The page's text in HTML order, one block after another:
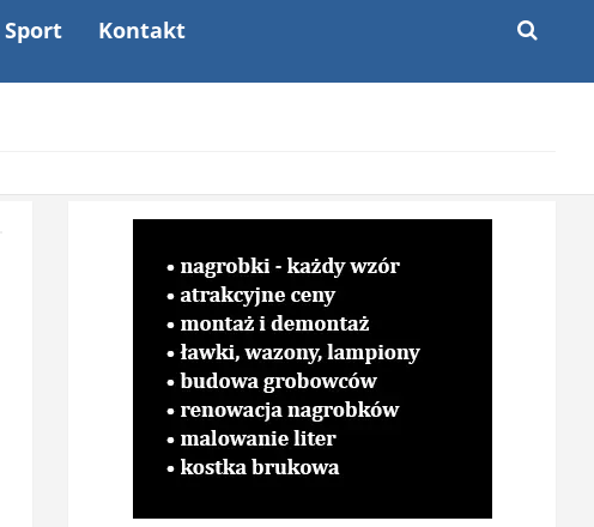
Sport Kontakt